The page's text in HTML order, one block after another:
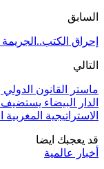
السابق
إحراق الكتب..الجريمة
التالي
ماستر القانون
الدار البيضاء
الاستراتيجية المغربية
قد يعجبك ايضا
أخبار عالمية